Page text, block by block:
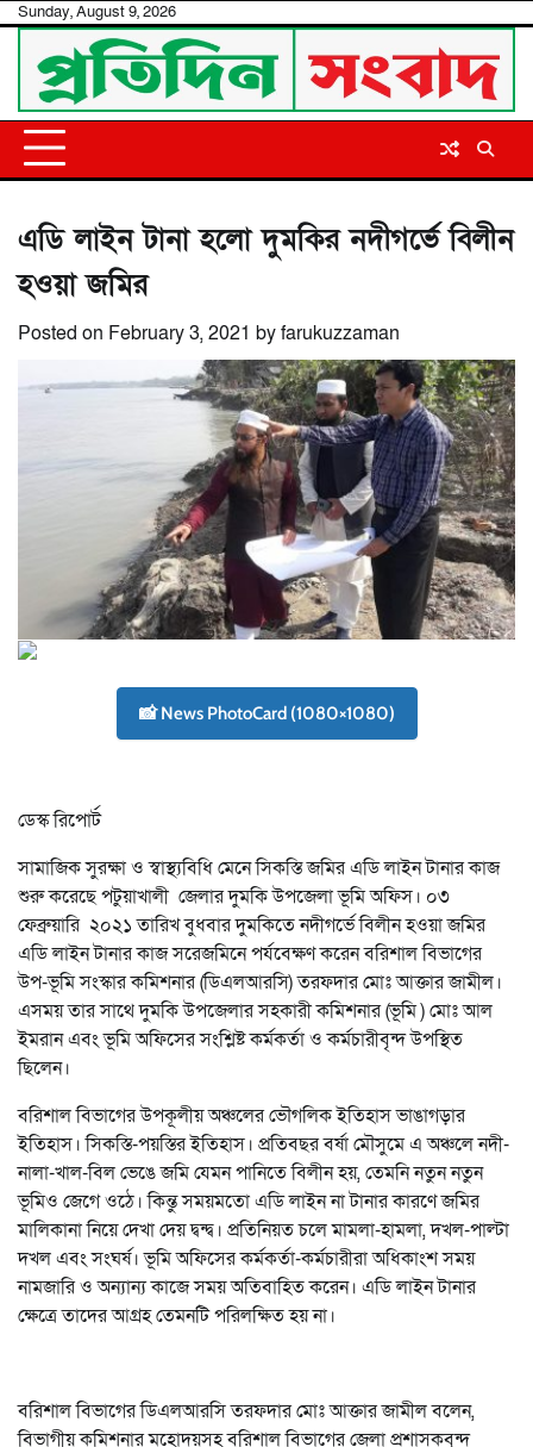
Skip
content
Sunday, August 9, 2026
এডি লাইন টানা হলো দুমকির নদীগর্ভে বিলীন
হওয়া জমির
Posted on February 3, 2021 byfarukuzzaman
📸 News PhotoCard (1080×1080)
ডেস্ক রিপোর্ট
সামাজিক সুরক্ষা ও স্বাস্থ্যবিধি মেনে সিকস্তি জমির এডি লাইন টানার কাজ
শুরু করেছে পটুয়াখালী জেলার দুমকি উপজেলা ভূমি অফিস। ০৩
ফেব্রুয়ারি ২০২১ তারিখ বুধবার দুমকিতে নদীগর্ভে বিলীন হওয়া জমির
এডি লাইন টানার কাজ সরেজমিনে পর্যবেক্ষণ করেন বরিশাল বিভাগের
উপ-ভূমি সংস্কার কমিশনার (ডিএলআরসি) তরফদার মোঃ আক্তার জামীল।
এসময় তার সাথে দুমকি উপজেলার সহকারী কমিশনার (ভূমি ) মোঃ আল
ইমরান এবং ভূমি অফিসের সংশ্লিষ্ট কর্মকর্তা ও কর্মচারীবৃন্দ উপস্থিত
ছিলেন।
বরিশাল বিভাগের উপকূলীয় অঞ্চলের ভৌগলিক ইতিহাস ভাঙাগড়ার
ইতিহাস। সিকস্তি-পয়স্তির ইতিহাস। প্রতিবছর বর্ষা মৌসুমে এ অঞ্চলে নদী-
নালা-খাল-বিল ভেঙে জমি যেমন পানিতে বিলীন হয়, তেমনি নতুন নতুন
ভূমিও জেগে ওঠে। কিন্তু সময়মতো এডি লাইন না টানার কারণে জমির
মালিকানা নিয়ে দেখা দেয় দ্বন্দ্ব। প্রতিনিয়ত চলে মামলা-হামলা, দখল-পাল্টা
দখল এবং সংঘর্ষ। ভূমি অফিসের কর্মকর্তা-কর্মচারীরা অধিকাংশ সময়
নামজারি ও অন্যান্য কাজে সময় অতিবাহিত করেন। এডি লাইন টানার
ক্ষেত্রে তাদের আগ্রহ তেমনটি পরিলক্ষিত হয় না।
বরিশাল বিভাগের ডিএলআরসি তরফদার মোঃ আক্তার জামীল বলেন,
বিভাগীয় কমিশনার মহোদয়সহ বরিশাল বিভাগের জেলা প্রশাসকবৃন্দ